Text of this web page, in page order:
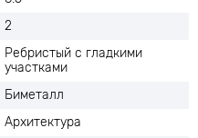
2
Ребристый с гладкими
участками
Биметалл
Архитектура